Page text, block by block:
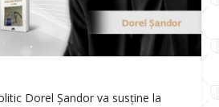
Dorel Șandor va susține la